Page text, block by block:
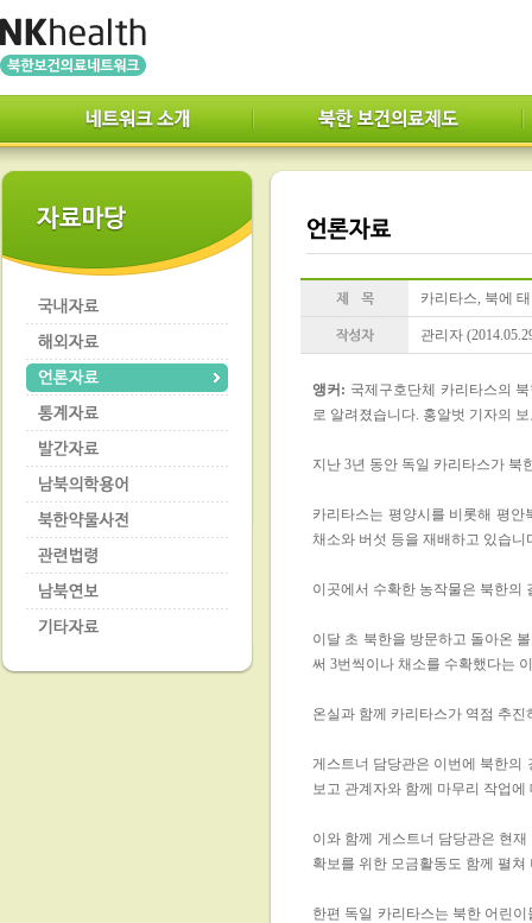
카리타스, 북에
관리자
앵커 : 국제구호단체 카리타스의
로 알려졌습니다. 홍알벗 기자의
지난 3년 동안 독일 카리타스가 북
카리타스는 평양시를 비롯해 평안
채소와 버섯 등을 재배하고 있습니
이곳에서 수확한 농작물은 북한의
이달 초 북한을 방문하고 돌아온
써 3번씩이나 채소를 수확했다는
온실과 함께 카리타스가 역점 추
게스트너 담당관은 이번에 북한의
보고 관계자와 함께 마무리 작업
이와 함께 게스트너 담당관은 현
확보를 위한 모금활동도 함께 펼
한편 독일 카리타스는 북한 어린